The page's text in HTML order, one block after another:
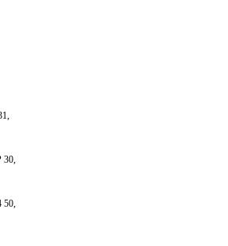
30,
50,